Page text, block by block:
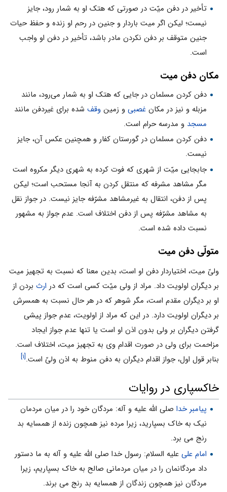
تأخیر در دفن میّت در صورتی که هتک او به شمار رود، جایز
نیست؛ لیکن اگر میت باردار و جنین در رحم او زنده و حفظ حیات
جنین متوقف بر دفن نکردن مادر باشد، تأخیر در دفن او واجب
است.
مکان دفن میت
دفن کردن مسلمان در جایی که هتک او به شمار می‌رود، مانند
مزبله و نیز در مکان غصبیو زمین وقفشده برای غیردفن مانند
مسجد و مدرسه حرام است.
دفن کردن مسلمان در گورستان کفار و همچنین عکس آن، جایز
نیست.
جابجایی میّت از شهری که فوت کرده به شهری دیگر مکروه است
مگر مشاهد مشرفه که منتقل کردن به آنجا مستحب است؛ لیکن
پس از دفن، انتقال به غیرمشاهد مشرّفه جایز نیست. در جواز نقل
به مشاهد مشرّفه پس از دفن اختلاف است. عدم جواز به مشهور
نسبت داده شده است.
متولّی دفن میت
ولیّ میت، اختیاردار دفن او است، بدین معنا که نسبت به تجهیز میت
بر دیگران اولویت داد. مراد از ولی میّت کسی است که در ارث بردن از
او بر دیگران مقدم است، مگر شوهر که در هر حال نسبت به همسرش
بر دیگران اولویت دارد. در این که مراد از اولویت، عدم جواز پیشی
گرفتن دیگران بر ولی بدون اذن او است یا تنها عدم جواز ایجاد
مزاحمت برای ولی در صورت اقدام وی به تجهیز میت، اختلاف است.
بنابر قول اول، جواز اقدام دیگران به دفن منوط به اذن ولیّ است.[۱]
خاکسپاری در روایات
پیامبر خداصلی الله علیه و آله: مردگان خود را در میان مردمان
نیک به خاک بسپارید، زیرا مرده نیز همچون زنده از همسایه بد
رنج مى برد.
امام علىعلیه السلام: رسول خدا صلی الله علیه و آله به ما دستور
داد مردگانمان را در میان مردمانى صالح به خاک بسپاریم، زیرا
مردگان نیز همچون زندگان از همسایه بد رنج مى برند.